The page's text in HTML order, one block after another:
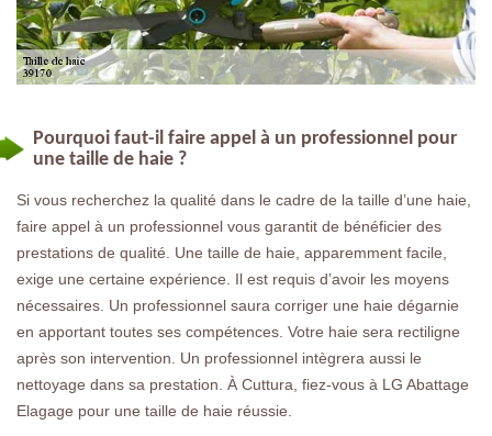
Pourquoi faut-il faire appel à un professionnel pour
une taille de haie ?
Si vous recherchez la qualité dans le cadre de la taille d’une haie,
faire appel à un professionnel vous garantit de bénéficier des
prestations de qualité. Une taille de haie, apparemment facile,
exige une certaine expérience. Il est requis d’avoir les moyens
nécessaires. Un professionnel saura corriger une haie dégarnie
en apportant toutes ses compétences. Votre haie sera rectiligne
après son intervention. Un professionnel intègrera aussi le
nettoyage dans sa prestation. À Cuttura, fiez-vous à LG Abattage
Elagage pour une taille de haie réussie.